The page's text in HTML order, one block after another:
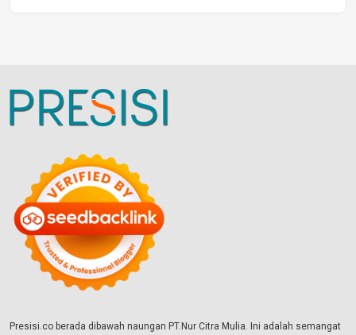
Presisi.co berada dibawah naungan PT.Nur Citra Mulia. Ini adalah semangat